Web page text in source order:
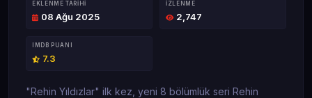
EKLENME TARIHI
08 Ağu 2025
İZLENME
2,747
IMDB PUANI
7.3
"Rehin Yıldızlar" ilk kez, yeni 8 bölümlük seri Rehin